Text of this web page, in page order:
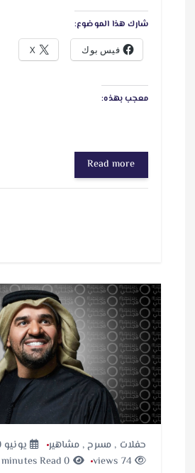
شارك هذا الموضوع:
فيس بوك X
معجب بهذه:
Read more
حفلات , مسرح,مشاهير
يونيو 20, 2026
74 views